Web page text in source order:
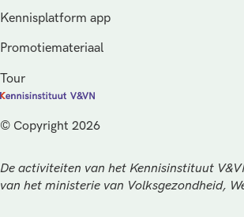
Kennisplatform app
Promotiemateriaal
Tour
© Copyright 2026
De activiteiten van het Kennisinstituut
van het ministerie van Volksgezondheid,